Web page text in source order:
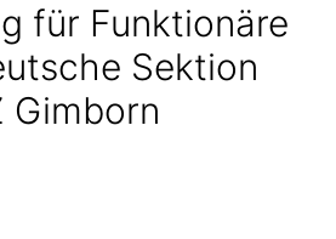
für Funktionäre
Sektion
Gimborn